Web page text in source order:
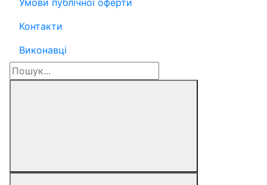
Умови публічної оферти
Контакти
Виконавці